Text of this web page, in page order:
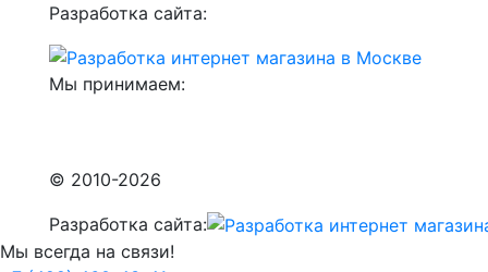
Разработка сайта:
Мы принимаем:
© 2010-2026
Разработка сайта:
Мы всегда на связи!